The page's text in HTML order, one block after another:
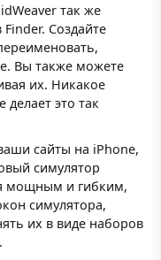
так же
Создайте
Вы также можете
их. Никакое
это так
сайты на iPhone,
симулятор
мощным и гибким,
симулятора,
их в виде наборов